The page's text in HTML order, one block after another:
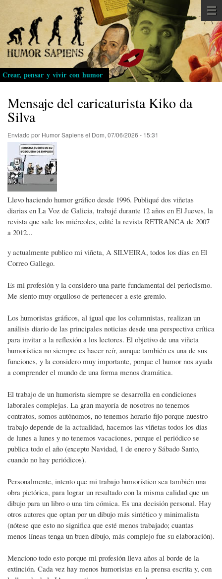
Pasar
al
contenido
principal
Crear, pensar y vivir con humor
Mensaje del caricaturista Kiko da
Silva
Enviado por Humor Sapiensel Dom, 07/06/2026 - 15:31
Llevo haciendo humor gráfico desde 1996. Publiqué dos viñetas
diarias en La Voz de Galicia, trabajé durante 12 años en El Jueves, la
revista que sale los miércoles, edité la revista RETRANCA de 2007
a 2012...
y actualmente publico mi viñeta, A SILVEIRA, todos los días en El
Correo Gallego.
Es mi profesión y la considero una parte fundamental del periodismo.
Me siento muy orgulloso de pertenecer a este gremio.
Los humoristas gráficos, al igual que los columnistas, realizan un
análisis diario de las principales noticias desde una perspectiva crítica
para invitar a la reflexión a los lectores. El objetivo de una viñeta
humorística no siempre es hacer reír, aunque también es una de sus
funciones, y la considero muy importante, porque el humor nos ayuda
a comprender el mundo de una forma menos dramática.
El trabajo de un humorista siempre se desarrolla en condiciones
laborales complejas. La gran mayoría de nosotros no tenemos
contratos, somos autónomos, no tenemos horario fijo porque nuestro
trabajo depende de la actualidad, hacemos las viñetas todos los días
de lunes a lunes y no tenemos vacaciones, porque el periódico se
publica todo el año (excepto Navidad, 1 de enero y Sábado Santo,
cuando no hay periódicos).
Personalmente, intento que mi trabajo humorístico sea también una
obra pictórica, para lograr un resultado con la misma calidad que un
dibujo para un libro o una tira cómica. Es una decisión personal. Hay
otros autores que optan por un dibujo más sintético y minimalista
(nótese que esto no significa que esté menos trabajado; cuantas
menos líneas tenga un buen dibujo, más complejo fue su elaboración).
Menciono todo esto porque mi profesión lleva años al borde de la
extinción. Cada vez hay menos humoristas en la prensa escrita y, con